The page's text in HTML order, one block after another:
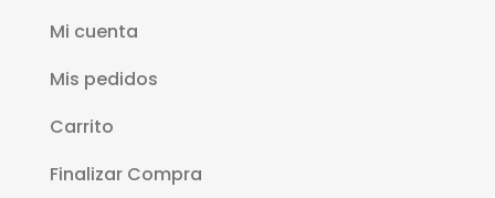
Mi cuenta
Mis pedidos
Carrito
Finalizar Compra